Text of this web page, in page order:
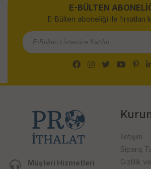
E-BÜLTEN
E-Bülten aboneliği ile fırsatları
Müşteri Hizmetleri
İletişim
Sipariş
Gizlilik